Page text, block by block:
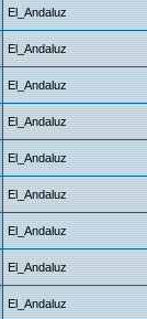
El_Andaluz
El_Andaluz
El_Andaluz
El_Andaluz
El_Andaluz
El_Andaluz
El_Andaluz
El_Andaluz
El_Andaluz